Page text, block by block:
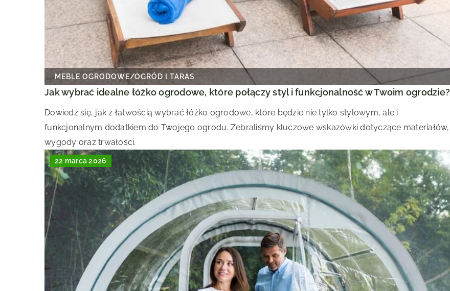
MEBLE OGRODOWE/OGRÓD I TARAS
Jak wybrać idealne łóżko ogrodowe, które połączy styl i funkcjonalność w Twoim ogrodzie?
Dowiedz się, jak z łatwością wybrać łóżko ogrodowe, które będzie nie tylko stylowym, ale i
funkcjonalnym dodatkiem do Twojego ogrodu. Zebraliśmy kluczowe wskazówki dotyczące materiałów,
wygody oraz trwałości.
22 marca 2026